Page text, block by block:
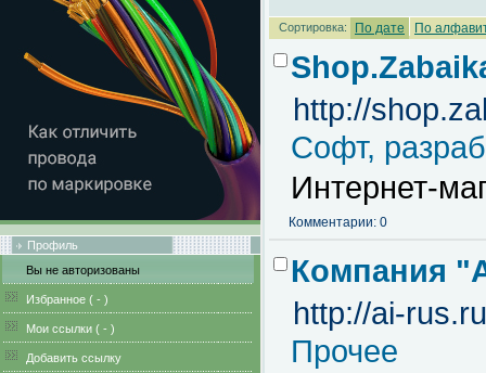
Профиль
Вы не авторизованы
Избранное ( - )
Мои ссылки ( - )
Добавить ссылку
Сортировка: По дате По
http://
Софт,
Интернет-
Комментарии: 0
Компания
http://ai-
Прочее